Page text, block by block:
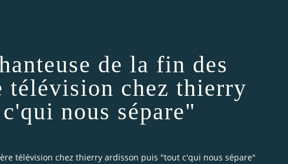
de la fin des
télévision chez thierry
nous sépare"
télévision chez thierry ardisson puis "tout c'qui nous sépare"